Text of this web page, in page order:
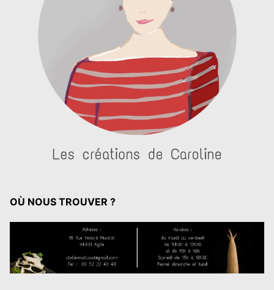
OÙ NOUS TROUVER ?